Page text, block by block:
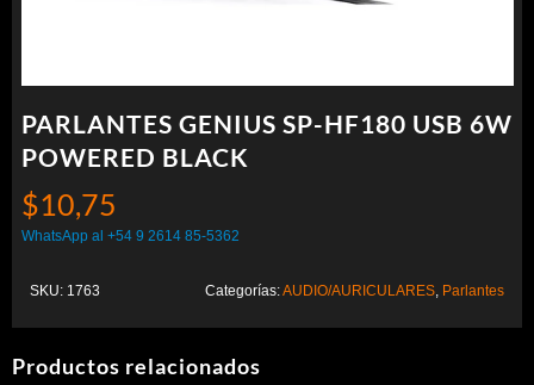
PARLANTES GENIUS SP-HF180 USB 6W
POWERED BLACK
$10,75
WhatsApp al +54 9 2614 85-5362
SKU: 1763 Categorías:AUDIO/AURICULARES Parlantes
Productos relacionados